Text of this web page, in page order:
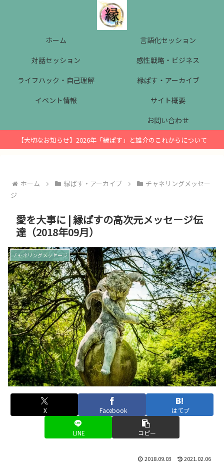
ホーム
言語化セッション
対話セッション
感性戦略・ビジネス
ライフハック・自己理解
縁ぱす・アーカイブ
イベント情報
サイト概要
お問い合わせ
【大切なお知らせ】2026年「縁ぱす」と雄介のこれからについて
ホーム 縁ぱす・アーカイブ
チャネリングメッセー
ジ
愛を大事に | 縁ぱすの高次元メッセージ伝
達（2018年09月）
チャネリングメッセージ
X Facebook はてブ
LINE コピー
2018.09.03 2021.02.06